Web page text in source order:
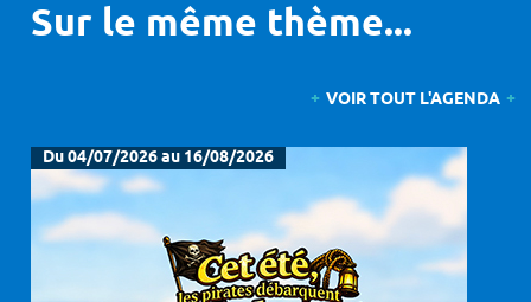
Sur le même thème...
VOIR TOUT L'AGENDA
Du 04/07/2026 au 16/08/2026